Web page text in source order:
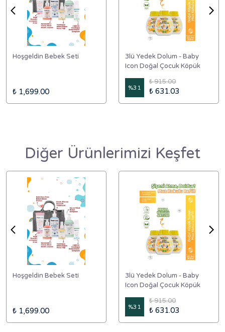
Hoşgeldin Bebek Seti
₺ 1,699.00
3lü Yedek Dolum - Baby
Icon Doğal Çocuk Köpük
%31
₺ 915.00
₺ 631.03
Diğer Ürünlerimizi Keşfet
Hoşgeldin Bebek Seti
₺ 1,699.00
3lü Yedek Dolum - Baby
Icon Doğal Çocuk Köpük
%31
₺ 915.00
₺ 631.03